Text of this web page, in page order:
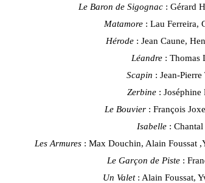
Le Baron de Sigognac : Gérard
Matamore : Lau Ferreira,
Hérode: Jean Caune,
Léandre : Thomas
Scapin : Jean-Pierre
Zerbine: Joséphine
Le Bouvier : François
Isabelle: Chantal
Les Armures : Max Douchin, Alain Foussat
Le Garçon de Piste :
Un Valet: Alain Foussat,